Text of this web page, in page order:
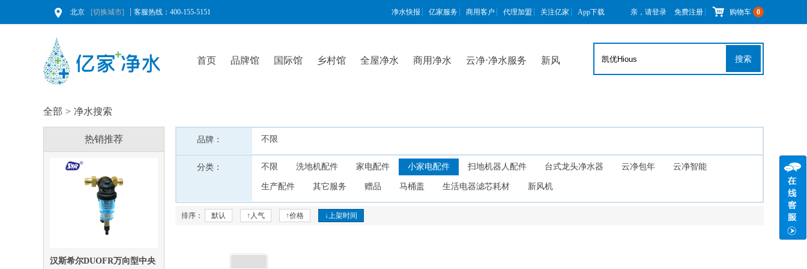
北京 [切换城市] 客服热线：400-155-5151 净水快报 亿家服务 商用客户 代理加盟 关注亿家 App下载 亲，请登录 免费注册 购物车 0
首页 品牌馆 国际馆 乡村馆 全屋净水 商用净水 云净⋅净水服务 新风 搜索
全部 > 净水搜索
热销推荐
汉斯希尔DUOFR万向型中央
品牌： 不限
分类： 不限 洗地机配件 家电配件 小家电配件 扫地机器人配件 台式龙头净水器 云净包年 云净智能
生产配件 其它服务 赠品 马桶盖 生活电器滤芯耗材 新风机
排序： 默认 ↑人气 ↑价格 ↓上架时间